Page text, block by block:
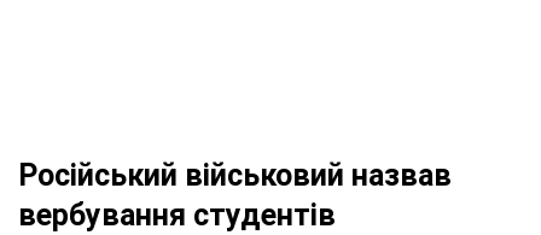
Російський військовий назвав
вербування студентів